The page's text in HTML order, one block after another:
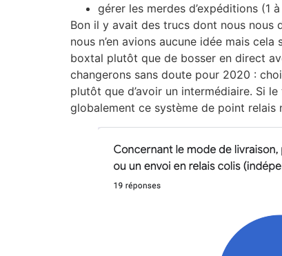
gérer les merdes d’expéditions (1
Bon il y avait des trucs dont nous nous
nous n’en avions aucune idée mais
boxtal plutôt que de bosser en direct
changerons sans doute pour 2020 :
plutôt que d’avoir un intermédiaire. Si
globalement ce système de point relais